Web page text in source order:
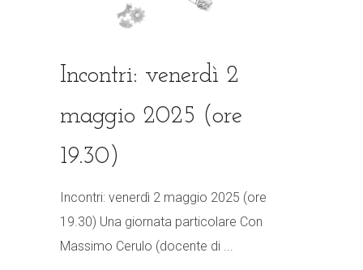
Incontri: venerdì 2
maggio 2025 (ore
19.30)
Incontri: venerdì 2 maggio 2025 (ore
19.30) Una giornata particolare Con
Massimo Cerulo (docente di ...